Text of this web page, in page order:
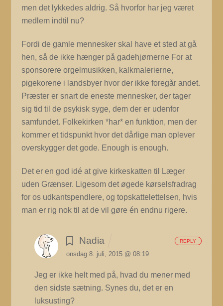
men det lykkedes aldrig. Så hvorfor har jeg været
medlem indtil nu?
Fordi de gamle mennesker skal have et sted at gå
hen, så de ikke hænger på gadehjørnerne For at
sponsorere orgelmusikken, kalkmalerierne,
pigekorene i landsbyer hvor der ikke foregår andet.
Præster er snart de eneste mennesker, der tager
sig tid til de psykisk syge, dem der er udenfor
samfundet. Folkekirken *har* en funktion, men der
kommer et tidspunkt hvor det dårlige man oplever
overskygger det gode. Enough is enough.
Det er en god idé at give kirkeskatten til Læger
uden Grænser. Ligesom det øgede kørselsfradrag
for os udkantspendlere, og topskattelettelsen, hvis
man er rig nok til at de vil gøre én endnu rigere.
Nadia
onsdag 8. juli, 2015 @ 08:19
Jeg er ikke helt med på, hvad du mener med
den sidste sætning. Synes du, det er en
luksusting?
REPLY